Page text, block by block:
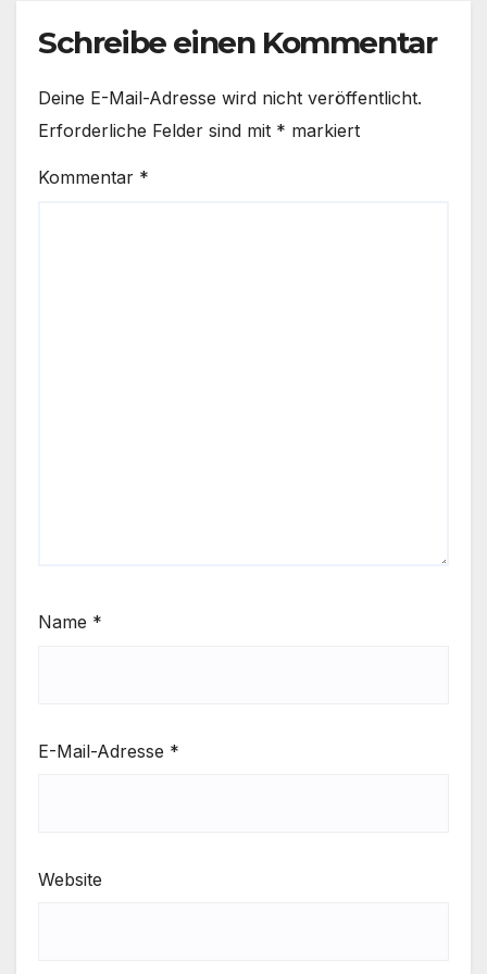
Schreibe einen Kommentar
Deine E-Mail-Adresse wird nicht veröffentlicht.
Erforderliche Felder sind mit * markiert
Kommentar *
Name *
E-Mail-Adresse *
Website